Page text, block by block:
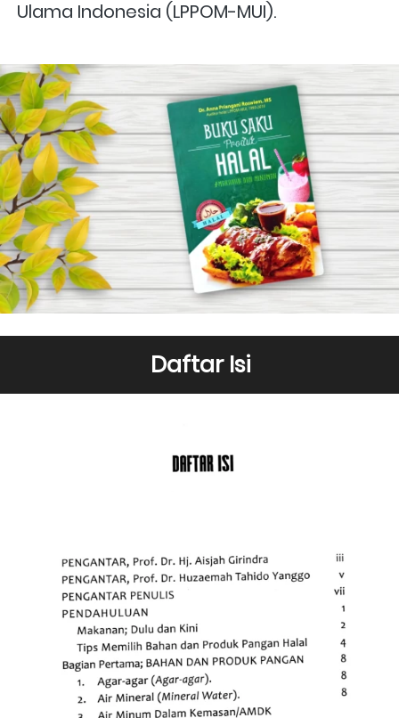
Ulama Indonesia (LPPOM-MUI).
Daftar Isi